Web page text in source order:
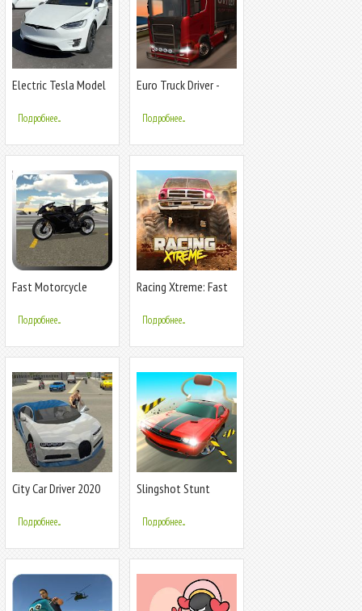
Electric Tesla Model
Подробнее...
Euro Truck Driver -
Подробнее...
Fast Motorcycle
Подробнее...
Racing Xtreme: Fast
Подробнее...
City Car Driver 2020
Подробнее...
Slingshot Stunt
Подробнее...